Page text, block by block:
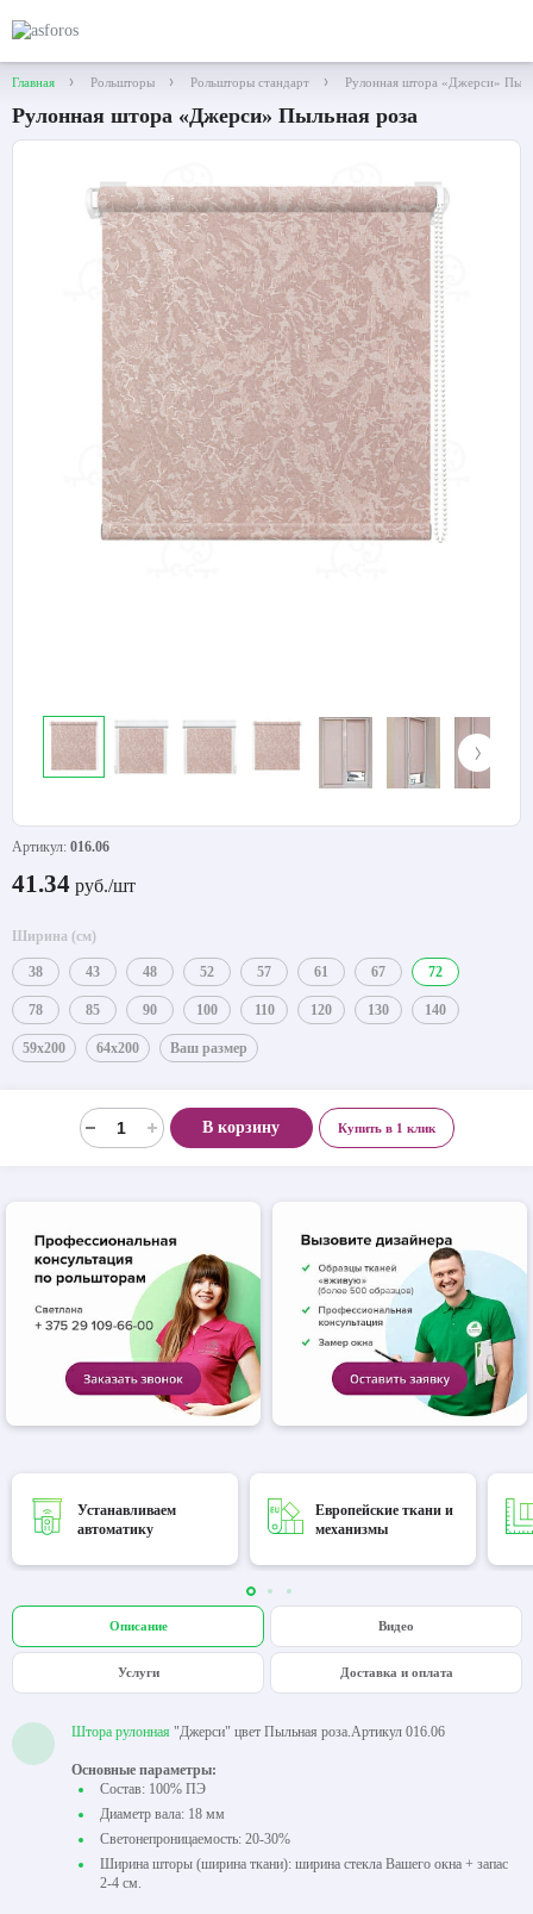
Главная Рольшторы Рольшторы стандарт Рулонная штора «Джерси»
Рулонная штора «Джерси» Пыльная роза
Артикул: 016.06
41.34 руб./шт
Ширина (см)
38 43 48 52 57 61 67 72
78 85 90 100 110 120 130 140
59x200 64x200 Ваш размер
В корзину Купить в 1 клик
Устанавливаем
автоматику
Европейские ткани и
механизмы
Описание Видео
Услуги Доставка и оплата
Штора рулонная "Джерси" цвет Пыльная роза.Артикул 016.06
Основные параметры:
Состав: 100% ПЭ
Диаметр вала: 18 мм
Светонепроницаемость: 20-30%
Ширина шторы (ширина ткани): ширина стекла Вашего окна + запас
2-4 см.